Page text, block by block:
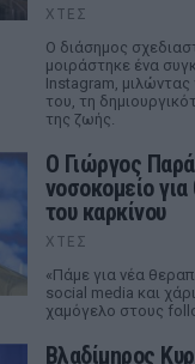
ΧΤΕΣ
Ο διάσημος
μοιράστηκε ένα
Instagram, μιλώντας
του, τη
της ζωής.
O Γιώργος
νοσοκομείο
του καρκίνου
ΧΤΕΣ
«Πάμε για νέα
social media και
χαμόγελο στους
Βλαδίμηρος